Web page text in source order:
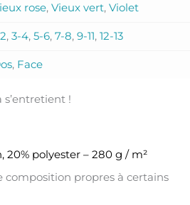
rose, Vieux vert, Violet
, 3-4, 5-6, 7-8, 9-11, 12-13
, Face
!
20% polyester – 280 g / m²
composition propres à certains